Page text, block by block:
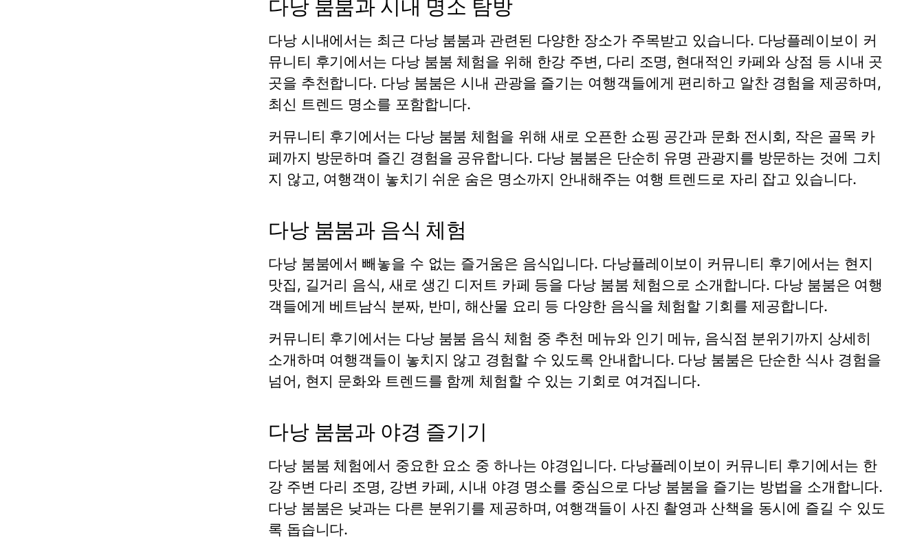
다낭 붐붐과 시내 명소 탐방
다낭 시내에서는 최근 다낭 붐붐과 관련된 다양한 장소가 주목받고 있습니다. 다낭플레이보이 커
뮤니티 후기에서는 다낭 붐붐 체험을 위해 한강 주변, 다리 조명, 현대적인 카페와 상점 등 시내 곳
곳을 추천합니다. 다낭 붐붐은 시내 관광을 즐기는 여행객들에게 편리하고 알찬 경험을 제공하며,
최신 트렌드 명소를 포함합니다.
커뮤니티 후기에서는 다낭 붐붐 체험을 위해 새로 오픈한 쇼핑 공간과 문화 전시회, 작은 골목 카
페까지 방문하며 즐긴 경험을 공유합니다. 다낭 붐붐은 단순히 유명 관광지를 방문하는 것에 그치
지 않고, 여행객이 놓치기 쉬운 숨은 명소까지 안내해주는 여행 트렌드로 자리 잡고 있습니다.
다낭 붐붐과 음식 체험
다낭 붐붐에서 빼놓을 수 없는 즐거움은 음식입니다. 다낭플레이보이 커뮤니티 후기에서는 현지
맛집, 길거리 음식, 새로 생긴 디저트 카페 등을 다낭 붐붐 체험으로 소개합니다. 다낭 붐붐은 여행
객들에게 베트남식 분짜, 반미, 해산물 요리 등 다양한 음식을 체험할 기회를 제공합니다.
커뮤니티 후기에서는 다낭 붐붐 음식 체험 중 추천 메뉴와 인기 메뉴, 음식점 분위기까지 상세히
소개하며 여행객들이 놓치지 않고 경험할 수 있도록 안내합니다. 다낭 붐붐은 단순한 식사 경험을
넘어, 현지 문화와 트렌드를 함께 체험할 수 있는 기회로 여겨집니다.
다낭 붐붐과 야경 즐기기
다낭 붐붐 체험에서 중요한 요소 중 하나는 야경입니다. 다낭플레이보이 커뮤니티 후기에서는 한
강 주변 다리 조명, 강변 카페, 시내 야경 명소를 중심으로 다낭 붐붐을 즐기는 방법을 소개합니다.
다낭 붐붐은 낮과는 다른 분위기를 제공하며, 여행객들이 사진 촬영과 산책을 동시에 즐길 수 있도
록 돕습니다.